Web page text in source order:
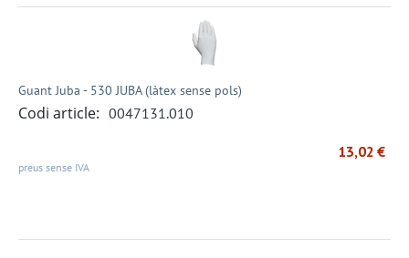
Guant Juba - 530 JUBA (làtex sense pols)
Codi article: 0047131.010
13,02 €
preus sense IVA